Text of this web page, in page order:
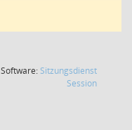
Software: Sitzungsdienst
Session(Wird in